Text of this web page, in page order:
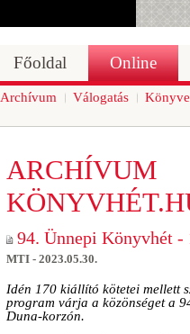
Főoldal Online
Archívum Válogatás
ARCHÍVUM
94. Ünnepi Könyvhét -
MTI - 2023.05.30.
Idén 170 kiállító kötetei mellett
program várja a közönséget a
Duna-korzón.